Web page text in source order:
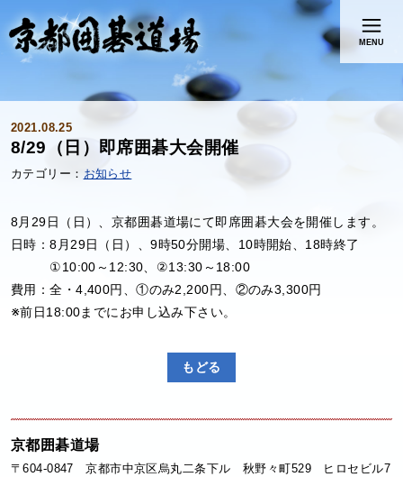
MENU
2021.08.25
8/29（日）即席囲碁大会開催
お知らせ
8月29日（日）、京都囲碁道場にて即席囲碁大会を開催します。
日時：8月29日（日）、9時50分開場、10時開始、18時終了
①10:00～12:30、②13:30～18:00
費用：全・4,400円、①のみ2,200円、②のみ3,300円
※前日18:00までにお申し込み下さい。
もどる
京都囲碁道場
〒604-0847 京都市中京区烏丸二条下ル 秋野々町529 ヒロセビル7